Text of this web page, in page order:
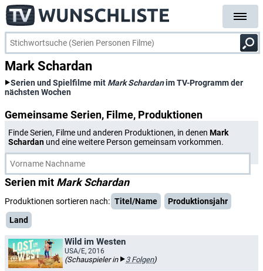
Mark Schardan
Serien und Spielfilme mit Mark Schardanim TV-Programm der
nächsten Wochen
Gemeinsame Serien, Filme, Produktionen
Finde Serien, Filme und anderen Produktionen, in denen Mark
Schardan und eine weitere Person gemeinsam vorkommen.
Serien mit Mark Schardan
Produktionen sortieren nach: Titel/Name
Produktionsjahr
Land
Wild im Westen
USA/E, 2016
(Schauspieler in 3 Folgen)